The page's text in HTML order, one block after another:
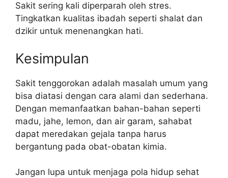
Sakit sering kali diperparah oleh stres.
Tingkatkan kualitas ibadah seperti shalat dan
dzikir untuk menenangkan hati.
Kesimpulan
Sakit tenggorokan adalah masalah umum yang
bisa diatasi dengan cara alami dan sederhana.
Dengan memanfaatkan bahan-bahan seperti
madu, jahe, lemon, dan air garam, sahabat
dapat meredakan gejala tanpa harus
bergantung pada obat-obatan kimia.
Jangan lupa untuk menjaga pola hidup sehat